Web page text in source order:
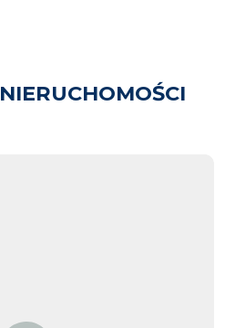
NIERUCHOMOŚCI